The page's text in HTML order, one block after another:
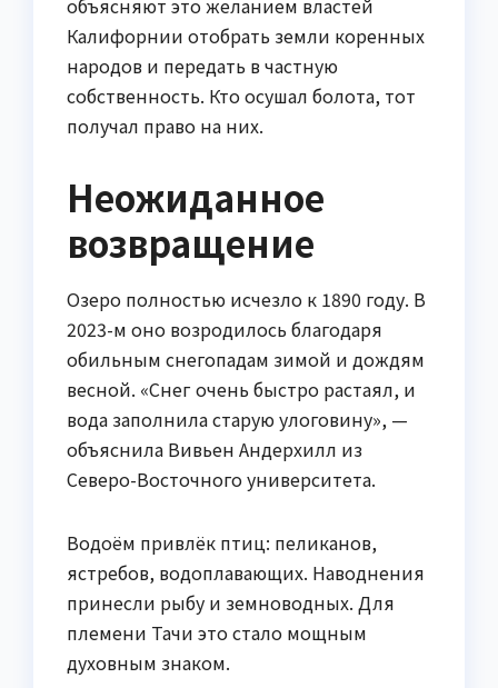
Калифорнии отобрать земли коренных
народов и передать в частную
собственность. Кто осушал болота, тот
получал право на них.
Неожиданное
возвращение
Озеро полностью исчезло к 1890 году. В
2023-м оно возродилось благодаря
обильным снегопадам зимой и дождям
весной. «Снег очень быстро растаял, и
вода заполнила старую улоговину», —
объяснила Вивьен Андерхилл из
Северо-Восточного университета.
Водоём привлёк птиц: пеликанов,
ястребов, водоплавающих. Наводнения
принесли рыбу и земноводных. Для
племени Тачи это стало мощным
духовным знаком.